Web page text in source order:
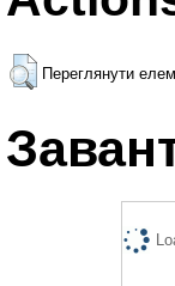
Переглянути